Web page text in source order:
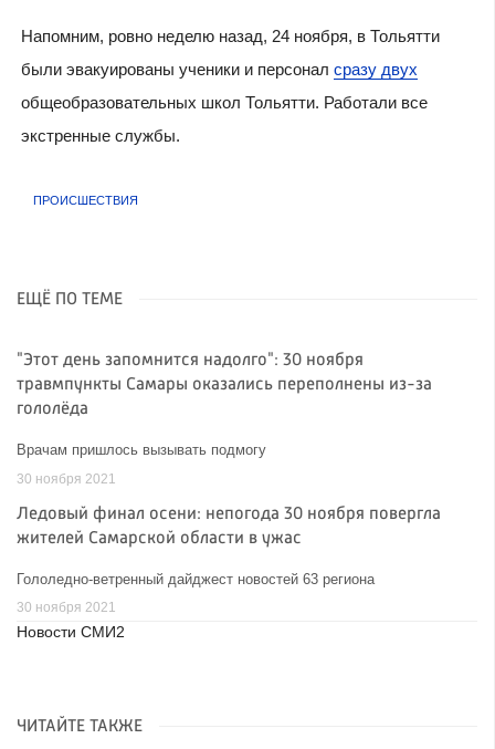
Напомним, ровно неделю назад, 24 ноября, в Тольятти
были эвакуированы ученики и персонал сразу двух
общеобразовательных школ Тольятти. Работали все
экстренные службы.
ПРОИСШЕСТВИЯ
ЕЩЁ ПО ТЕМЕ
"Этот день запомнится надолго": 30 ноября
травмпункты Самары оказались переполнены из-за
гололёда
Врачам пришлось вызывать подмогу
30 ноября 2021
Ледовый финал осени: непогода 30 ноября повергла
жителей Самарской области в ужас
Гололедно-ветренный дайджест новостей 63 региона
30 ноября 2021
Новости СМИ2
ЧИТАЙТЕ ТАКЖЕ